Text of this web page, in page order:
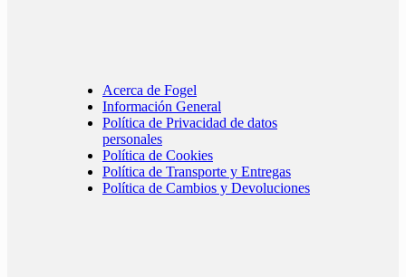
Acerca de Fogel
Información General
Política de Privacidad de datos
personales
Política de Cookies
Política de Transporte y Entregas
Política de Cambios y Devoluciones